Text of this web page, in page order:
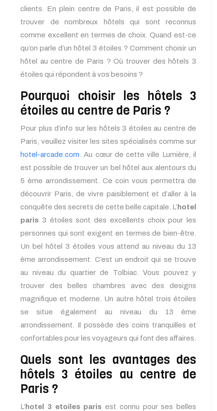
clients. En plein centre de Paris, il est possible de
trouver de nombreux hôtels qui sont reconnus
comme excellent en termes de choix. Quand est-ce
qu’on parle d’un hôtel 3 étoiles ? Comment choisir un
hôtel au centre de Paris ? Où trouver des hôtels 3
étoiles qui répondent à vos besoins ?
Pourquoi choisir les hôtels 3
étoiles au centre de Paris ?
Pour plus d’info sur les hôtels 3 étoiles au centre de
Paris, veuillez visiter les sites spécialisés comme sur
hotel-arcade.com . Au cœur de cette ville Lumière, il
est possible de trouver un bel hôtel aux alentours du
5 ème arrondissement. Ce coin vous permettra de
découvrir Paris, de vivre paisiblement et d’aller à la
conquête des secrets de cette belle capitale. L’ hotel
paris 3 étoiles sont des excellents choix pour les
personnes qui sont exigent en termes de bien-être.
Un bel hôtel 3 étoiles vous attend au niveau du 13
ème arrondissement. C’est un endroit qui se trouve
au niveau du quartier de Tolbiac. Vous pouvez y
trouver des belles chambres avec des designs
magnifique et moderne. Un autre hôtel trois étoiles
se situe également au niveau du 13 ème
arrondissement. Il possède des coins tranquilles et
confortables pour les voyageurs qui font des affaires.
Quels sont les avantages des
hôtels 3 étoiles au centre de
Paris ?
L’ hotel 3 etoiles paris est connu pour ses belles